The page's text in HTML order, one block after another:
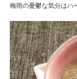
梅雨の憂鬱な気分はハ